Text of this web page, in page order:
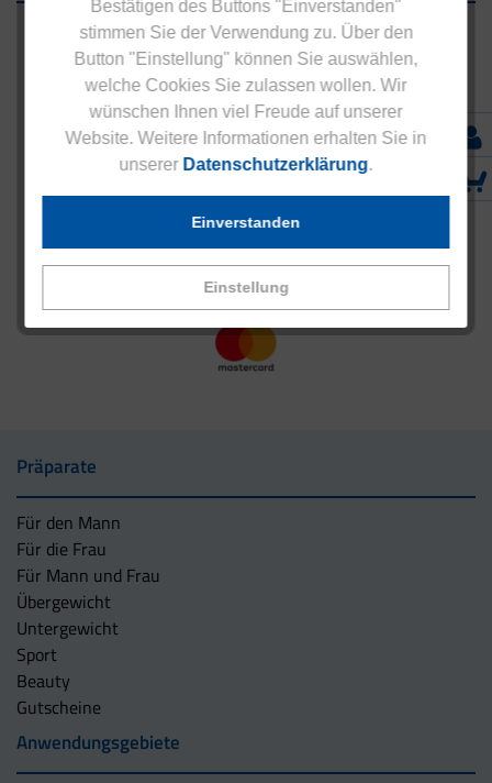
Bestätigen des Buttons "Einverstanden"
stimmen Sie der Verwendung zu. Über den
Button "Einstellung" können Sie auswählen,
welche Cookies Sie zulassen wollen. Wir
wünschen Ihnen viel Freude auf unserer
Website. Weitere Informationen erhalten Sie in
unserer Datenschutzerklärung.
Einstellung
Einverstanden
Präparate
Für den Mann
Für die Frau
Für Mann und Frau
Übergewicht
Untergewicht
Sport
Beauty
Gutscheine
Anwendungsgebiete